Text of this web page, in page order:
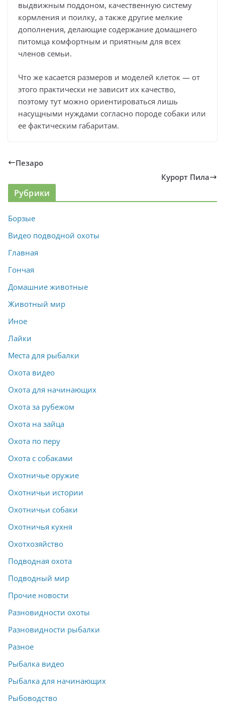
выдвижным поддоном, качественную систему
кормления и поилку, а также другие мелкие
дополнения, делающие содержание домашнего
питомца комфортным и приятным для всех
членов семьи.
Что же касается размеров и моделей клеток — от
этого практически не зависит их качество,
поэтому тут можно ориентироваться лишь
насущными нуждами согласно породе собаки или
ее фактическим габаритам.
Пезаро
Курорт Пила
Рубрики
Борзые
Видео подводной охоты
Главная
Гончая
Домашние животные
Животный мир
Иное
Лайки
Места для рыбалки
Охота видео
Охота для начинающих
Охота за рубежом
Охота на зайца
Охота по перу
Охота с собаками
Охотничье оружие
Охотничьи истории
Охотничьи собаки
Охотничья кухня
Охотхозяйство
Подводная охота
Подводный мир
Прочие новости
Разновидности охоты
Разновидности рыбалки
Разное
Рыбалка видео
Рыбалка для начинающих
Рыбоводство